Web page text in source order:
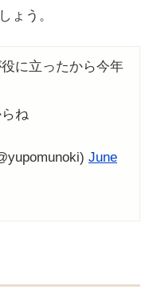
ょう。
に立ったから今年
ね
June